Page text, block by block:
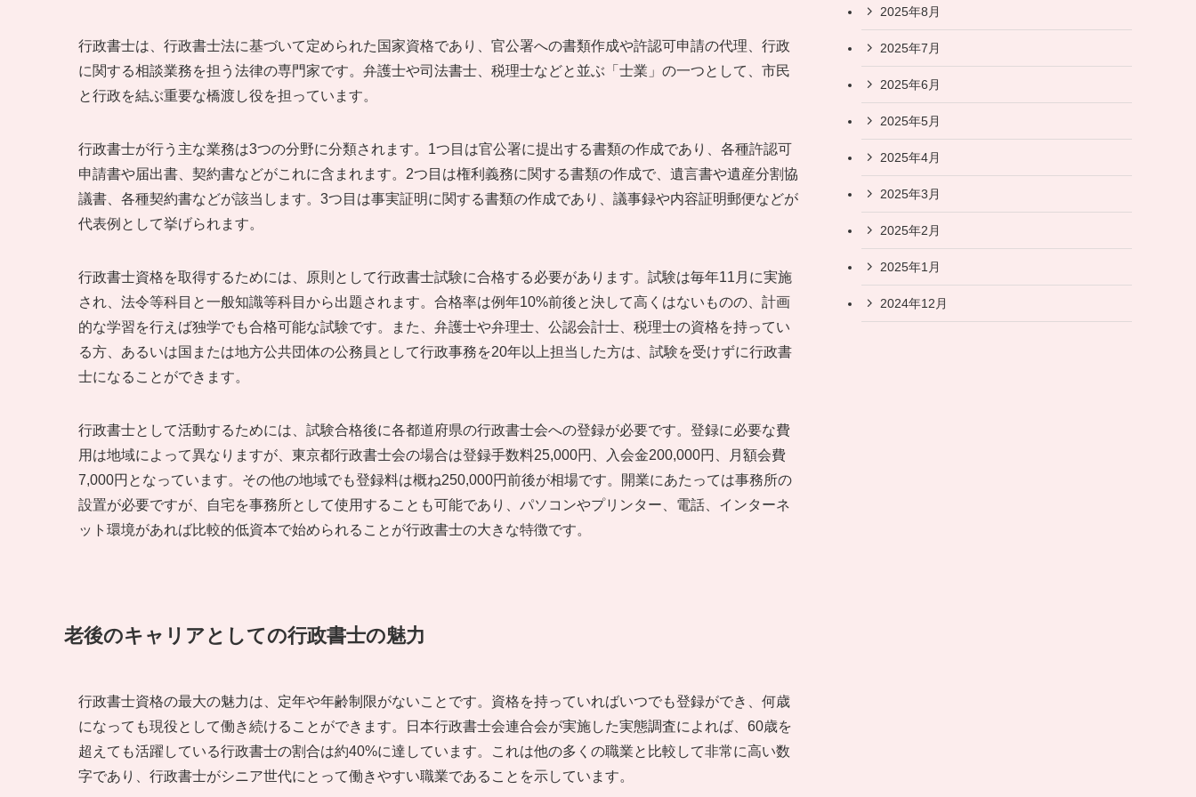
行政書士は、行政書士法に基づいて定められた国家資格であり、官公署への書類作成や許認可申請の代理、行政
に関する相談業務を担う法律の専門家です。弁護士や司法書士、税理士などと並ぶ「士業」の一つとして、市民
と行政を結ぶ重要な橋渡し役を担っています。
行政書士が行う主な業務は3つの分野に分類されます。1つ目は官公署に提出する書類の作成であり、各種許認可
申請書や届出書、契約書などがこれに含まれます。2つ目は権利義務に関する書類の作成で、遺言書や遺産分割協
議書、各種契約書などが該当します。3つ目は事実証明に関する書類の作成であり、議事録や内容証明郵便などが
代表例として挙げられます。
行政書士資格を取得するためには、原則として行政書士試験に合格する必要があります。試験は毎年11月に実施
され、法令等科目と一般知識等科目から出題されます。合格率は例年10%前後と決して高くはないものの、計画
的な学習を行えば独学でも合格可能な試験です。また、弁護士や弁理士、公認会計士、税理士の資格を持ってい
る方、あるいは国または地方公共団体の公務員として行政事務を20年以上担当した方は、試験を受けずに行政書
士になることができます。
行政書士として活動するためには、試験合格後に各都道府県の行政書士会への登録が必要です。登録に必要な費
用は地域によって異なりますが、東京都行政書士会の場合は登録手数料25,000円、入会金200,000円、月額会費
7,000円となっています。その他の地域でも登録料は概ね250,000円前後が相場です。開業にあたっては事務所の
設置が必要ですが、自宅を事務所として使用することも可能であり、パソコンやプリンター、電話、インターネ
ット環境があれば比較的低資本で始められることが行政書士の大きな特徴です。
老後のキャリアとしての行政書士の魅力
行政書士資格の最大の魅力は、定年や年齢制限がないことです。資格を持っていればいつでも登録ができ、何歳
になっても現役として働き続けることができます。日本行政書士会連合会が実施した実態調査によれば、60歳を
超えても活躍している行政書士の割合は約40%に達しています。これは他の多くの職業と比較して非常に高い数
字であり、行政書士がシニア世代にとって働きやすい職業であることを示しています。
2025年8月
2025年7月
2025年6月
2025年5月
2025年4月
2025年3月
2025年2月
2025年1月
2024年12月